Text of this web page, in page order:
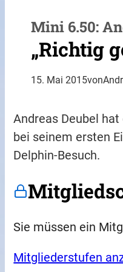
Mini 6.50:
„Richtig
15. Mai 2015von
Andreas Deubel
bei seinem ersten
Delphin-Besuch.
Sie müssen ein
Mitgliederstufen